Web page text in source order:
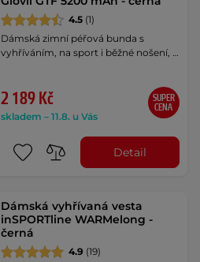
4.5 (1)
Dámská zimní péřová bunda s
vyhříváním, na sport i běžné nošení, …
2 189 Kč
skladem – 11.8. u Vás
SUPER
CENA
Detail
Dámská vyhřívaná vesta
inSPORTline WARMelong -
černá
4.9 (19)